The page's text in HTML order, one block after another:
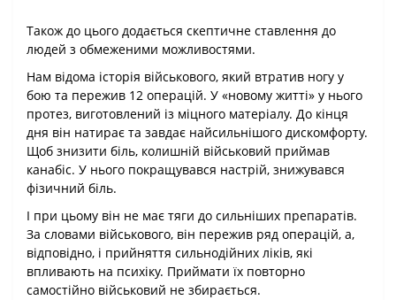
Також до цього додається скептичне ставлення до
людей з обмеженими можливостями.
Нам відома історія військового, який втратив ногу у
бою та пережив 12 операцій. У «новому житті» у нього
протез, виготовлений із міцного матеріалу. До кінця
дня він натирає та завдає найсильнішого дискомфорту.
Щоб знизити біль, колишній військовий приймав
канабіс. У нього покращувався настрій, знижувався
фізичний біль.
І при цьому він не має тяги до сильніших препаратів.
За словами військового, він пережив ряд операцій, а,
відповідно, і прийняття сильнодійних ліків, які
впливають на психіку. Приймати їх повторно
самостійно військовий не збирається.